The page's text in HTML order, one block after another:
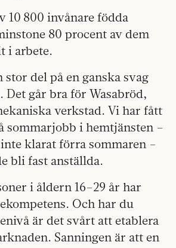
10 800 invånare födda
80 procent av dem
i arbete.
stor del på en ganska svag
Det går bra för Wasabröd,
verkstad. Vi har fått
sommarjobb i hemtjänsten –
klarat förra sommaren –
bli fast anställda.
i åldern 16–29 år har
Och har du
är det svårt att etablera
Sanningen är att en